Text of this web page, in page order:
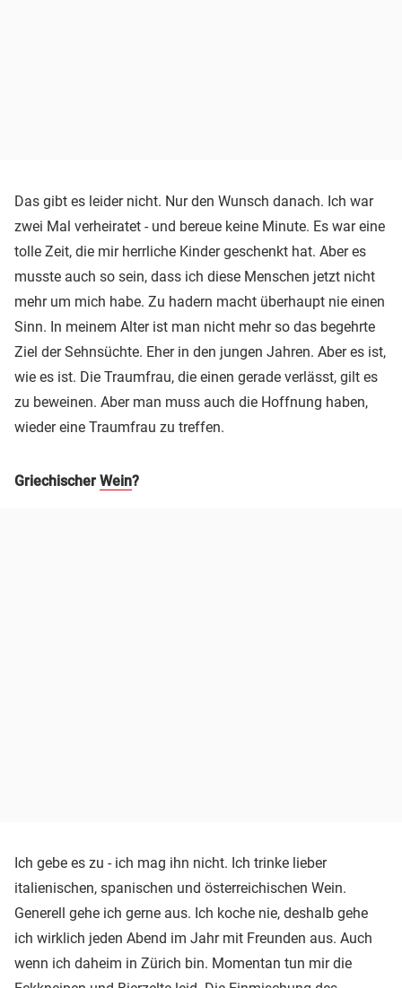
Das gibt es leider nicht. Nur den Wunsch danach. Ich war
zwei Mal verheiratet - und bereue keine Minute. Es war eine
tolle Zeit, die mir herrliche Kinder geschenkt hat. Aber es
musste auch so sein, dass ich diese Menschen jetzt nicht
mehr um mich habe. Zu hadern macht überhaupt nie einen
Sinn. In meinem Alter ist man nicht mehr so das begehrte
Ziel der Sehnsüchte. Eher in den jungen Jahren. Aber es ist,
wie es ist. Die Traumfrau, die einen gerade verlässt, gilt es
zu beweinen. Aber man muss auch die Hoffnung haben,
wieder eine Traumfrau zu treffen.
Griechischer Wein?
Ich gebe es zu - ich mag ihn nicht. Ich trinke lieber
italienischen, spanischen und österreichischen Wein.
Generell gehe ich gerne aus. Ich koche nie, deshalb gehe
ich wirklich jeden Abend im Jahr mit Freunden aus. Auch
wenn ich daheim in Zürich bin. Momentan tun mir die